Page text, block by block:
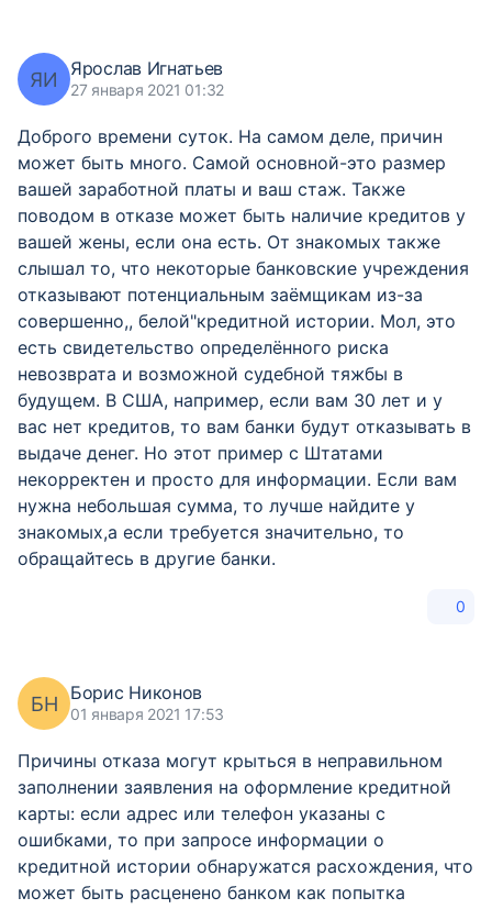
ЯИ Ярослав Игнатьев
27 января 2021 01:32
Доброго времени суток. На самом деле, причин
может быть много. Самой основной-это размер
вашей заработной платы и ваш стаж. Также
поводом в отказе может быть наличие кредитов у
вашей жены, если она есть. От знакомых также
слышал то, что некоторые банковские учреждения
отказывают потенциальным заёмщикам из-за
совершенно,, белой"кредитной истории. Мол, это
есть свидетельство определённого риска
невозврата и возможной судебной тяжбы в
будущем. В США, например, если вам 30 лет и у
вас нет кредитов, то вам банки будут отказывать в
выдаче денег. Но этот пример с Штатами
некорректен и просто для информации. Если вам
нужна небольшая сумма, то лучше найдите у
знакомых,а если требуется значительно, то
обращайтесь в другие банки.
0
БН Борис Никонов
01 января 2021 17:53
Причины отказа могут крыться в неправильном
заполнении заявления на оформление кредитной
карты: если адрес или телефон указаны с
ошибками, то при запросе информации о
кредитной истории обнаружатся расхождения, что
может быть расценено банком как попытка